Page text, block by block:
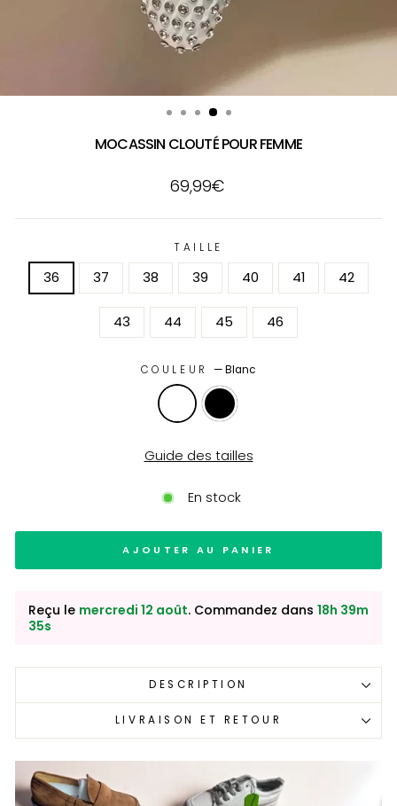
MOCASSIN CLOUTÉ POUR FEMME
Prix
régulier
69,99€
TAILLE
36 37 38 39 40 41 42
43 44 45 46
COULEUR—Blanc
Guide des tailles
En stock
AJOUTER AU PANIER
Reçu le mercredi 12 août. Commandez dans 18h 39m
34s
DESCRIPTION
LIVRAISON ET RETOUR